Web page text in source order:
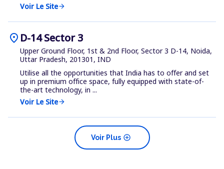
Voir Le Sitearrow_forward
location_on D-14 Sector 3
Upper Ground Floor, 1st & 2nd Floor, Sector 3 D-14, Noida,
Uttar Pradesh, 201301, IND
Utilise all the opportunities that India has to offer and set
up in premium office space, fully equipped with state-of-
the-art technology, in ...
Voir Le Sitearrow_forward
add_circle
Voir Plus